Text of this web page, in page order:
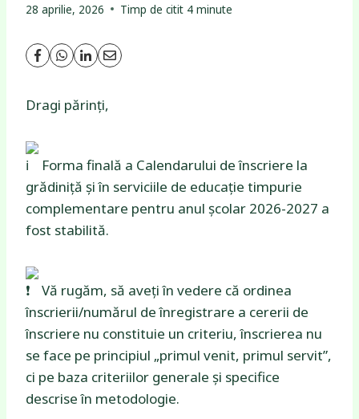
28 aprilie, 2026 Timp de citit 4 minute
Dragi părinți,
Forma finală a Calendarului de înscriere la
grădiniță și în serviciile de educație timpurie
complementare pentru anul școlar 2026-2027 a
fost stabilită.
Vă rugăm, să aveți în vedere că ordinea
înscrierii/numărul de înregistrare a cererii de
înscriere nu constituie un criteriu, înscrierea nu
se face pe principiul „primul venit, primul servit”,
ci pe baza criteriilor generale și specifice
descrise în metodologie.